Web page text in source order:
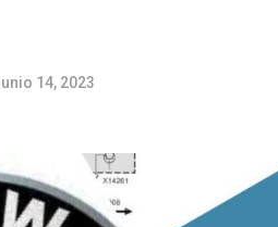
14, 2023